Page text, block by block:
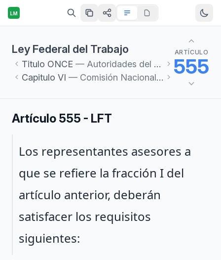
LM
Ley Federal del Trabajo
Titulo ONCE — Autoridades del Trabajo y Servicios Sociales
Capitulo VI — Comisión Nacional de los Salarios Mínimos
ARTÍCULO
555
Artículo 555 - LFT
Párrafo 1
Los representantes asesores a
que se refiere la fracción I del
artículo anterior, deberán
satisfacer los requisitos
siguientes: